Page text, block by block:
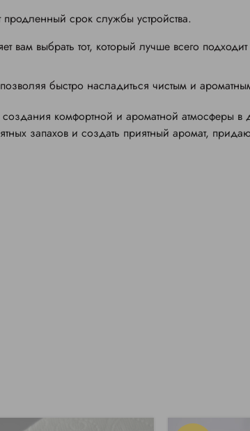
срок службы устройства.
вам выбрать тот, который лучше всего
быстро насладиться чистым и
комфортной и ароматной атмосферы
запахов и создать приятный аромат,